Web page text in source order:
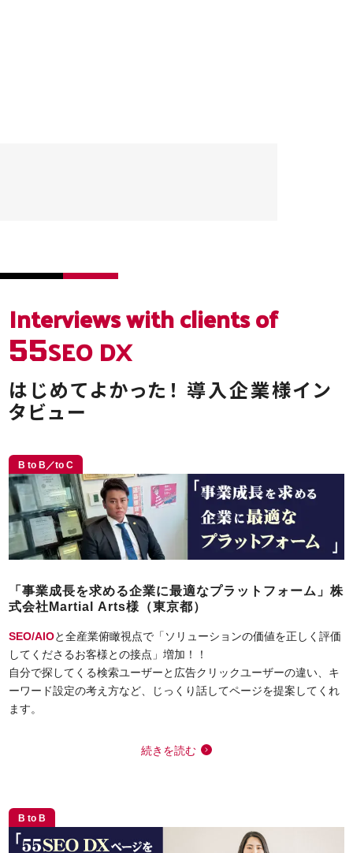
Interviewswith clients of
55SEO DX
はじめてよかった！
タビュー
B to B／to C
「事業成長を求める企業に最適なプラットフォーム」株
式会社Martial Arts様（東京都）
SEO/AIOと全産業俯瞰視点で「ソリューションの価値を正しく評価
してくださるお客様との接点」増加！！
自分で探してくる検索ユーザーと広告クリックユーザーの違い、キ
ーワード設定の考え方など、じっくり話してページを提案してくれ
ます。
続きを読む
B to B